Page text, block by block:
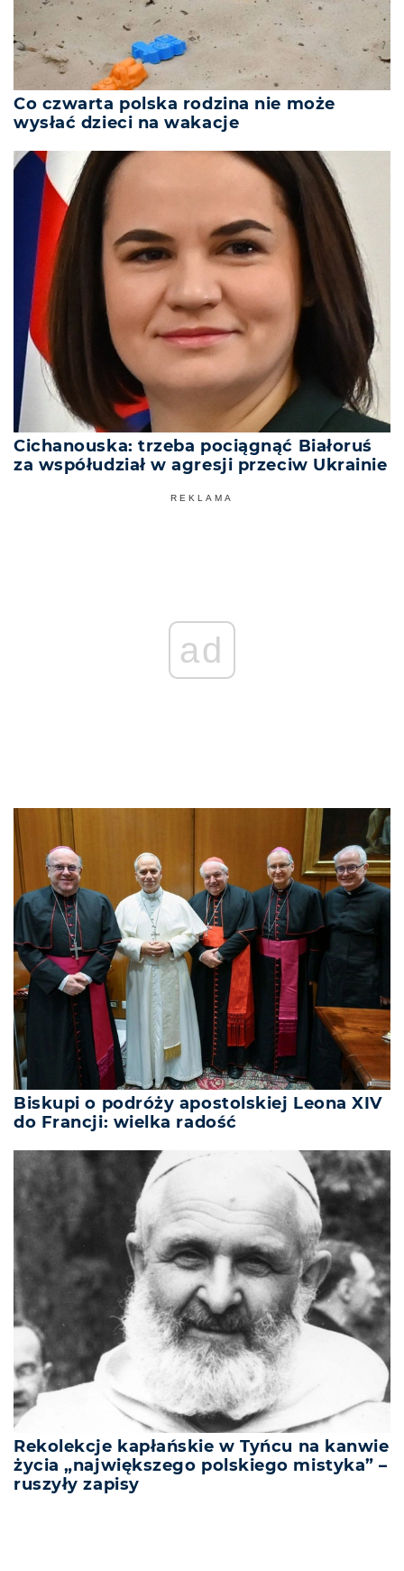
Co czwarta polska rodzina nie może
wysłać dzieci na wakacje
Cichanouska: trzeba pociągnąć Białoruś
za współudział w agresji przeciw Ukrainie
REKLAMA
ad
Biskupi o podróży apostolskiej Leona XIV
do Francji: wielka radość
Rekolekcje kapłańskie w Tyńcu na kanwie
życia „największego polskiego mistyka” –
ruszyły zapisy